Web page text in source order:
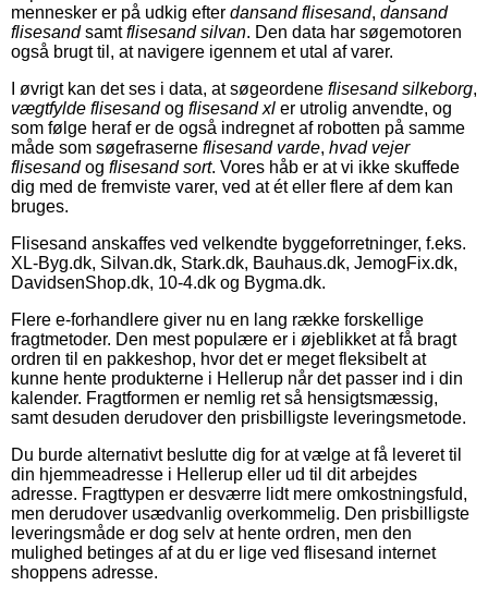
mennesker er på udkig efter dansand flisesand, dansand
flisesandsamtflisesand silvan. Den data har søgemotoren
også brugt til, at navigere igennem et utal af varer.
I øvrigt kan det ses i data, at søgeordene flisesand silkeborg,
vægtfylde flisesandog flisesand xl er utrolig anvendte, og
som følge heraf er de også indregnet af robotten på samme
måde som søgefraserne flisesand varde, hvad vejer
flisesandog flisesand sort. Vores håb er at vi ikke skuffede
dig med de fremviste varer, ved at ét eller flere af dem kan
bruges.
Flisesand anskaffes ved velkendte byggeforretninger, f.eks.
XL-Byg.dk, Silvan.dk, Stark.dk, Bauhaus.dk, JemogFix.dk,
DavidsenShop.dk, 10-4.dk og Bygma.dk.
Flere e-forhandlere giver nu en lang række forskellige
fragtmetoder. Den mest populære er i øjeblikket at få bragt
ordren til en pakkeshop, hvor det er meget fleksibelt at
kunne hente produkterne i Hellerup når det passer ind i din
kalender. Fragtformen er nemlig ret så hensigtsmæssig,
samt desuden derudover den prisbilligste leveringsmetode.
Du burde alternativt beslutte dig for at vælge at få leveret til
din hjemmeadresse i Hellerup eller ud til dit arbejdes
adresse. Fragttypen er desværre lidt mere omkostningsfuld,
men derudover usædvanlig overkommelig. Den prisbilligste
leveringsmåde er dog selv at hente ordren, men den
mulighed betinges af at du er lige ved flisesand internet
shoppens adresse.